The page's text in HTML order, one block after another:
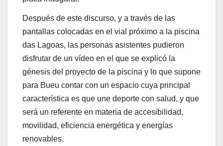
Después de este discurso, y a través de las
pantallas colocadas en el vial próximo a la piscina
das Lagoas, las personas asistentes pudieron
disfrutar de un vídeo en el que se explicó la
génesis del proyecto de la piscina y lo que supone
para Bueu contar con un espacio cuya principal
característica es que une deporte con salud, y que
será un referente en materia de accesibilidad,
movilidad, eficiencia energética y energías
renovables.